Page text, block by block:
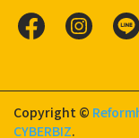
Copyright ©
CYBERBIZ.